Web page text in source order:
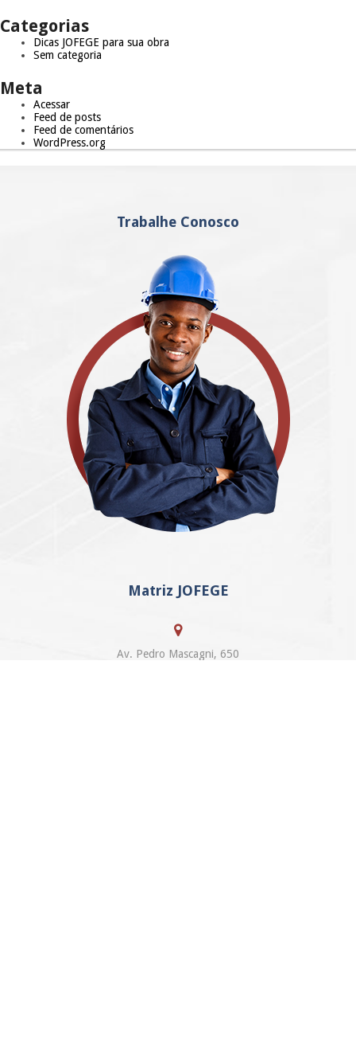
Categorias
Dicas JOFEGE para sua obra
Sem categoria
Meta
Acessar
Feed de posts
Feed de comentários
WordPress.org
Matriz JOFEGE
Av. Pedro Mascagni, 650
Trabalhe Conosco